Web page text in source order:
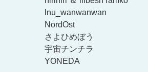
lnu_wanwanwan
NordOst
さよひめぼう
宇宙チンチラ
YONEDA